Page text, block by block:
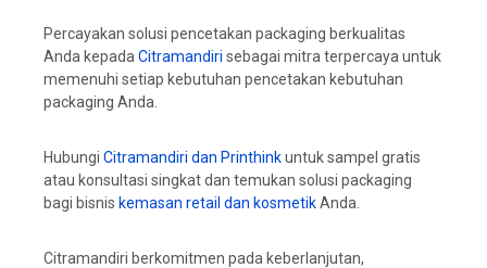
Percayakan solusi pencetakan packaging berkualitas
Anda kepada Citramandiri sebagai mitra terpercaya untuk
memenuhi setiap kebutuhan pencetakan kebutuhan
packaging Anda.
Hubungi Citramandiri dan Printhinkuntuk sampel gratis
atau konsultasi singkat dan temukan solusi packaging
bagi bisnis kemasan retail dan kosmetikAnda.
Citramandiri berkomitmen pada keberlanjutan,